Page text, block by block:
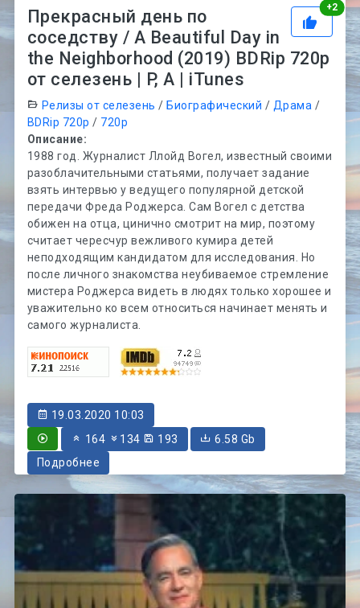
+2
Прекрасный день по
соседству / A Beautiful Day in
the Neighborhood (2019) BDRip 720p
от селезень | P, A | iTunes
Релизы от селезень / Биографический / Драма /
BDRip 720p / 720p
Описание:
1988 год. Журналист Ллойд Вогел, известный своими
разоблачительными статьями, получает задание
взять интервью у ведущего популярной детской
передачи Фреда Роджерса. Сам Вогел с детства
обижен на отца, цинично смотрит на мир, поэтому
считает чересчур вежливого кумира детей
неподходящим кандидатом для исследования. Но
после личного знакомства неубиваемое стремление
мистера Роджерса видеть в людях только хорошее и
уважительно ко всем относиться начинает менять и
самого журналиста.
19.03.2020 10:03
164
134 193
6.58 Gb
Подробнее